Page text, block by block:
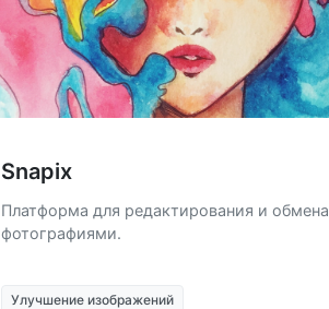
Snapix
Платформа для редактирования и обмена
фотографиями.
Улучшение изображений